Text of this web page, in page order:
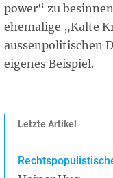
power“ zu
ehemalige „Kalte
aussenpolitischen
eigenes Beispiel.
Letzte Artikel